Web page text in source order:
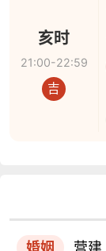
亥时
21:00-22:59
吉
婚姻 营建